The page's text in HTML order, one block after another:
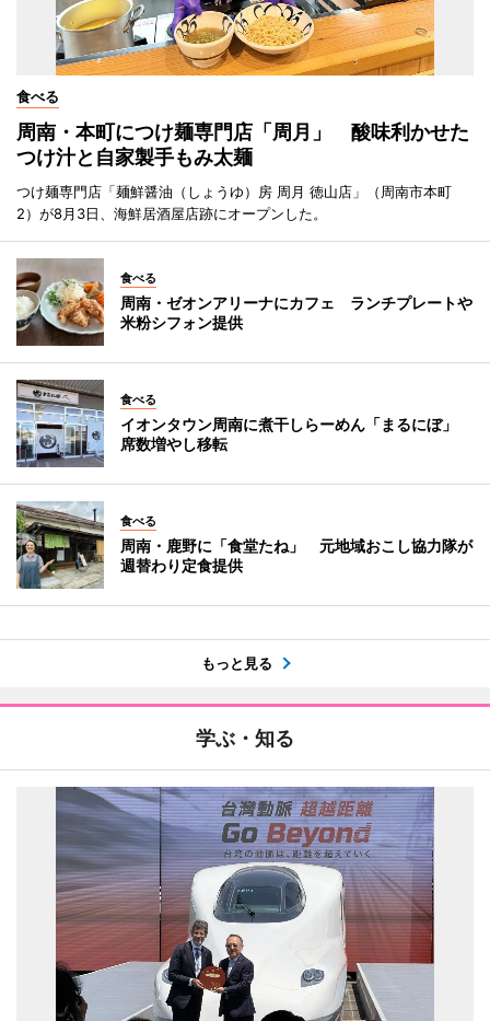
食べる
周南・本町につけ麺専門店「周月」 酸味利かせた
つけ汁と自家製手もみ太麺
つけ麺専門店「麺鮮醤油（しょうゆ）房 周月 徳山店」（周南市本町
2）が8月3日、海鮮居酒屋店跡にオープンした。
食べる
周南・ゼオンアリーナにカフェ ランチプレートや
米粉シフォン提供
食べる
イオンタウン周南に煮干しらーめん「まるにぼ」
席数増やし移転
食べる
周南・鹿野に「食堂たね」 元地域おこし協力隊が
週替わり定食提供
もっと見る
学ぶ・知る